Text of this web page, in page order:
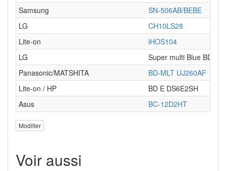
Samsung
SN-506AB/BEBE
LG
CH10LS28
Lite-on
iHOS104
LG
Super multi Blue BD
Panasonic/MATSHITA
BD-MLT UJ260AF
Lite-on / HP
BD E DS6E2SH
Asus
BC-12D2HT
Modifier
Voir aussi